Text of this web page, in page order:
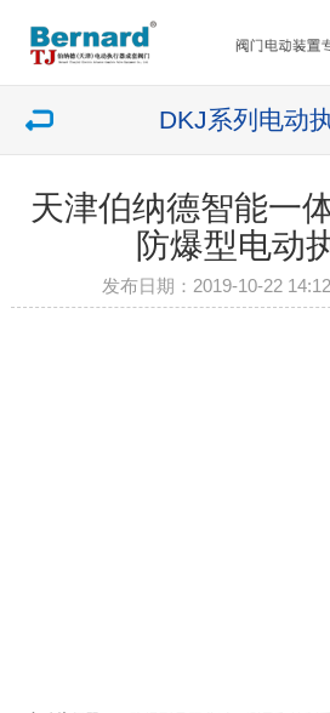
DKJ系列电动
天津伯纳德智能一
防爆型电动
发布日期：2019-10-22